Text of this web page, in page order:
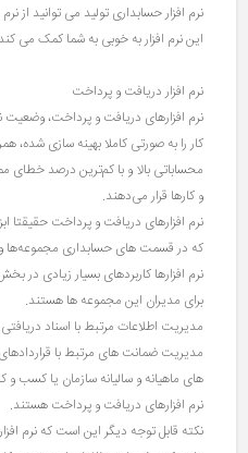
نرم افزار حسابداری تولید می توانید از
این نرم افزار به خوبی به شما کمک می
نرم افزار دريافت و پرداخت
نرم افزارهای دریافت و پرداخت،
کار را به صورتی کاملا بهینه سازی شده،
محساباتی بالا و با کم‌ترین درصد خطای
و کارها قرار می‌دهند.
نرم افزارهای دریافت و پرداخت حقیقتا
که در قسمت های حسابداری مجموعه‌ها و
نرم افزارها کاربردهای بسیار زیادی در
برای مدیران این مجموعه ها هستند.
مدیریت اطلاعات مرتبط با اسناد
مدیریت ضمانت های مرتبط با
های ماهیانه و سالیانه سازمان یا کسب و
نرم افزارهای دریافت و پرداخت هستند.
نکته قابل توجه دیگر این است که نرم